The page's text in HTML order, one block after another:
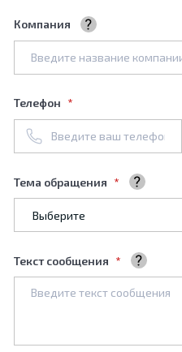
Компания
Телефон
Тема обращения
Текст сообщения